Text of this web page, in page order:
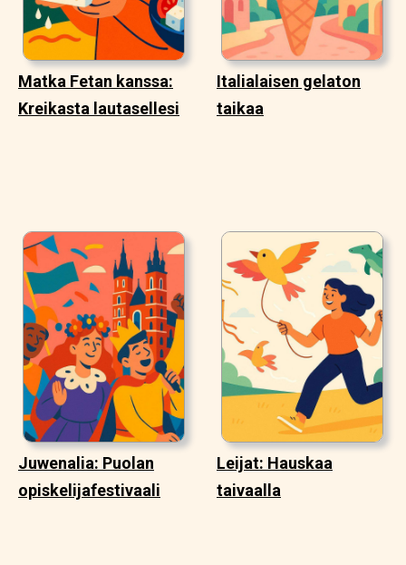
Matka Fetan kanssa:
Kreikasta lautasellesi
Italialaisen gelaton
taikaa
Juwenalia: Puolan
opiskelijafestivaali
Leijat: Hauskaa
taivaalla